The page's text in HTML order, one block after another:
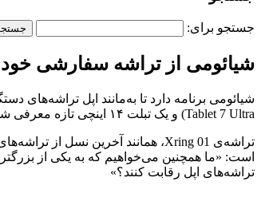
جستجو برای:
شیائومی از تراشه سفارشی خود
Tablet 7 Ultra) و یک تبلت ۱۴ اینچی تازه معرفی شده، قرار خواهد گرفت.
است: «ما همچنین می‌خواهیم که به یکی از
تراشه‌های اپل رقابت کنند؟»